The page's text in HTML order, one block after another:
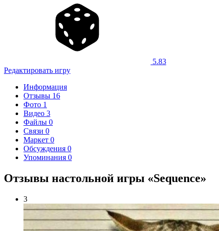
5.83
Редактировать игру
Информация
Отзывы 16
Фото 1
Видео 3
Файлы 0
Связи 0
Маркет 0
Обсуждения 0
Упоминания 0
Отзывы настольной игры «Sequence»
3